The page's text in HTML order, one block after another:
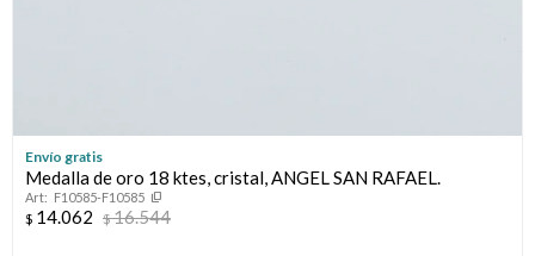
Envío gratis
Medalla de oro 18 ktes, cristal, ANGEL SAN RAFAEL.
F10585-F10585
$ 14.062 $16.544